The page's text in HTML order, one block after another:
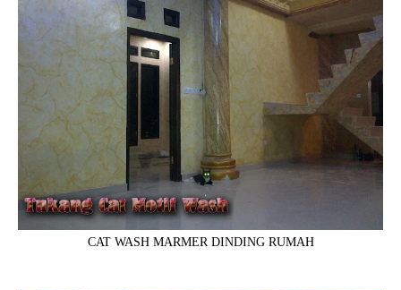
CAT WASH MARMER DINDING RUMAH